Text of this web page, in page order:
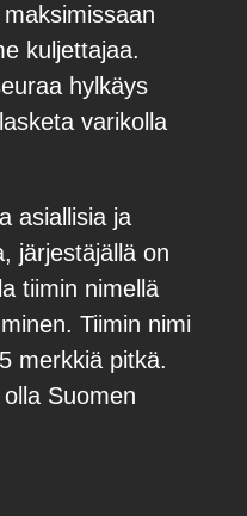
kuljettajaa.
hylkäys
varikolla
asiallisia ja
järjestäjällä on
tiimin nimellä
Tiimin nimi
merkkiä pitkä.
Suomen